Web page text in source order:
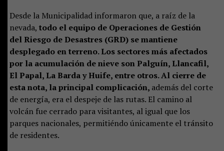
Desde la Municipalidad informaron que, a raíz de la
nevada, todo el equipo de Operaciones de Gestión
del Riesgo de Desastres (GRD) se mantiene
desplegado en terreno. Los sectores más afectados
por la acumulación de nieve son Palguín, Llancafil,
El Papal, La Barda y Huife, entre otros. Al cierre de
esta nota, la principal complicación, además del corte
de energía, era el despeje de las rutas. El camino al
volcán fue cerrado para visitantes, al igual que los
parques nacionales, permitiéndo únicamente el tránsito
de residentes.